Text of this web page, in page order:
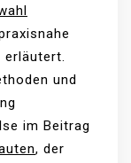
erläutert.
und
im Beitrag
, der